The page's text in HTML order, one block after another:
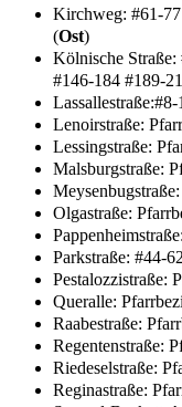
Kirchweg: #61-
(Ost)
Kölnische
#146-184 #189-
Lenoirstraße:
Lessingstraße:
Malsburgstraße:
Olgastraße:
Parkstraße: #44-
Pestalozzistraße:
Queralle:
Raabestraße:
Regentenstraße:
Riedeselstraße:
Reginastraße: